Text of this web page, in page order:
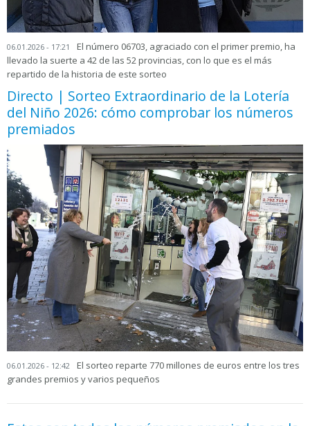
06.01.2026 - 17:21
El número 06703, agraciado con el primer premio, ha
llevado la suerte a 42 de las 52 provincias, con lo que es el más
repartido de la historia de este sorteo
Directo | Sorteo Extraordinario de la Lotería
del Niño 2026: cómo comprobar los números
premiados
06.01.2026 - 12:42
El sorteo reparte 770 millones de euros entre los tres
grandes premios y varios pequeños